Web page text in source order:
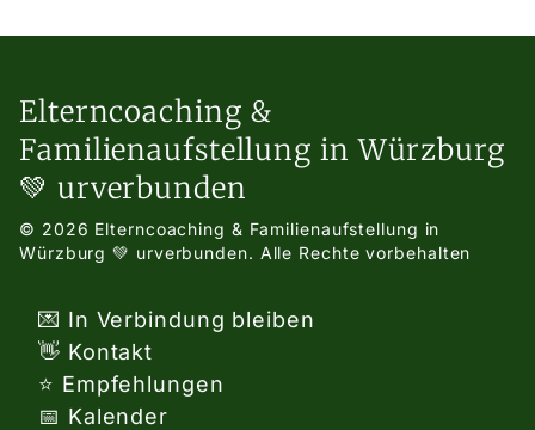
Elterncoaching &
Familienaufstellung in Würzburg
💚 urverbunden
© 2026 Elterncoaching & Familienaufstellung in
Würzburg 💚 urverbunden. Alle Rechte vorbehalten
💌 In Verbindung bleiben
👋 Kontakt
⭐ Empfehlungen
📅 Kalender